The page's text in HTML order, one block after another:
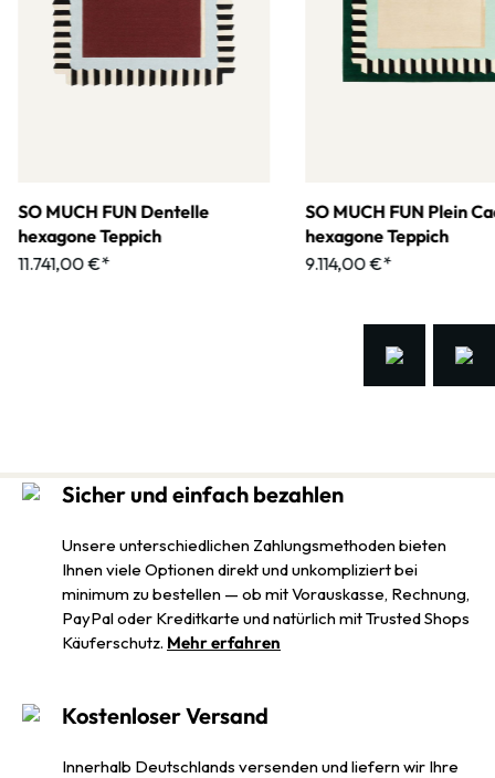
SO MUCH FUN Dentelle
hexagone Teppich
11.741,00 €*
SO MUCH FUN Plein
hexagone Teppich
9.114,00 €*
Sicher und einfach bezahlen
Unsere unterschiedlichen Zahlungsmethoden bieten
Ihnen viele Optionen direkt und unkompliziert bei
minimum zu bestellen — ob mit Vorauskasse, Rechnung,
PayPal oder Kreditkarte und natürlich mit Trusted Shops
Käuferschutz. Mehr erfahren
Kostenloser Versand
Innerhalb Deutschlands versenden und liefern wir Ihre